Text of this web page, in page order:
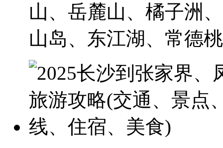
山、岳麓山、橘子洲
山岛、东江湖、常德